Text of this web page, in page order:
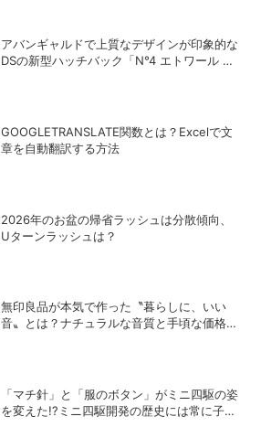
アバンギャルドで上質なデザインが印象的な
DSの新型ハッチバック「N°4 エトワール ハ
GOOGLETRANSLATE関数とは？Excelで文
章を自動翻訳する方法
2026年のお盆の帰省ラッシュは分散傾向、
Uターンラッシュは？
無印良品が本気で作った〝暮らしに、いい
音〟とは？ナチュラルな音質と手頃な価格を
「マチ針」と「服のボタン」がミニ四駆の姿
を変えた!?ミニ四駆開発の歴史には常に子ど